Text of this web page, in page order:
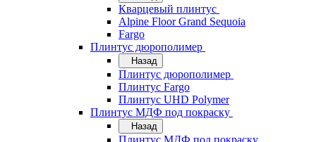
Кварцевый плинтус
Alpine Floor Grand Sequoia
Fargo
Плинтус дюрополимер
Назад
Плинтус дюрополимер
Плинтус Fargo
Плинтус UHD Polymer
Плинтус МДФ под покраску
Назад
Плинтус МДФ под покраску